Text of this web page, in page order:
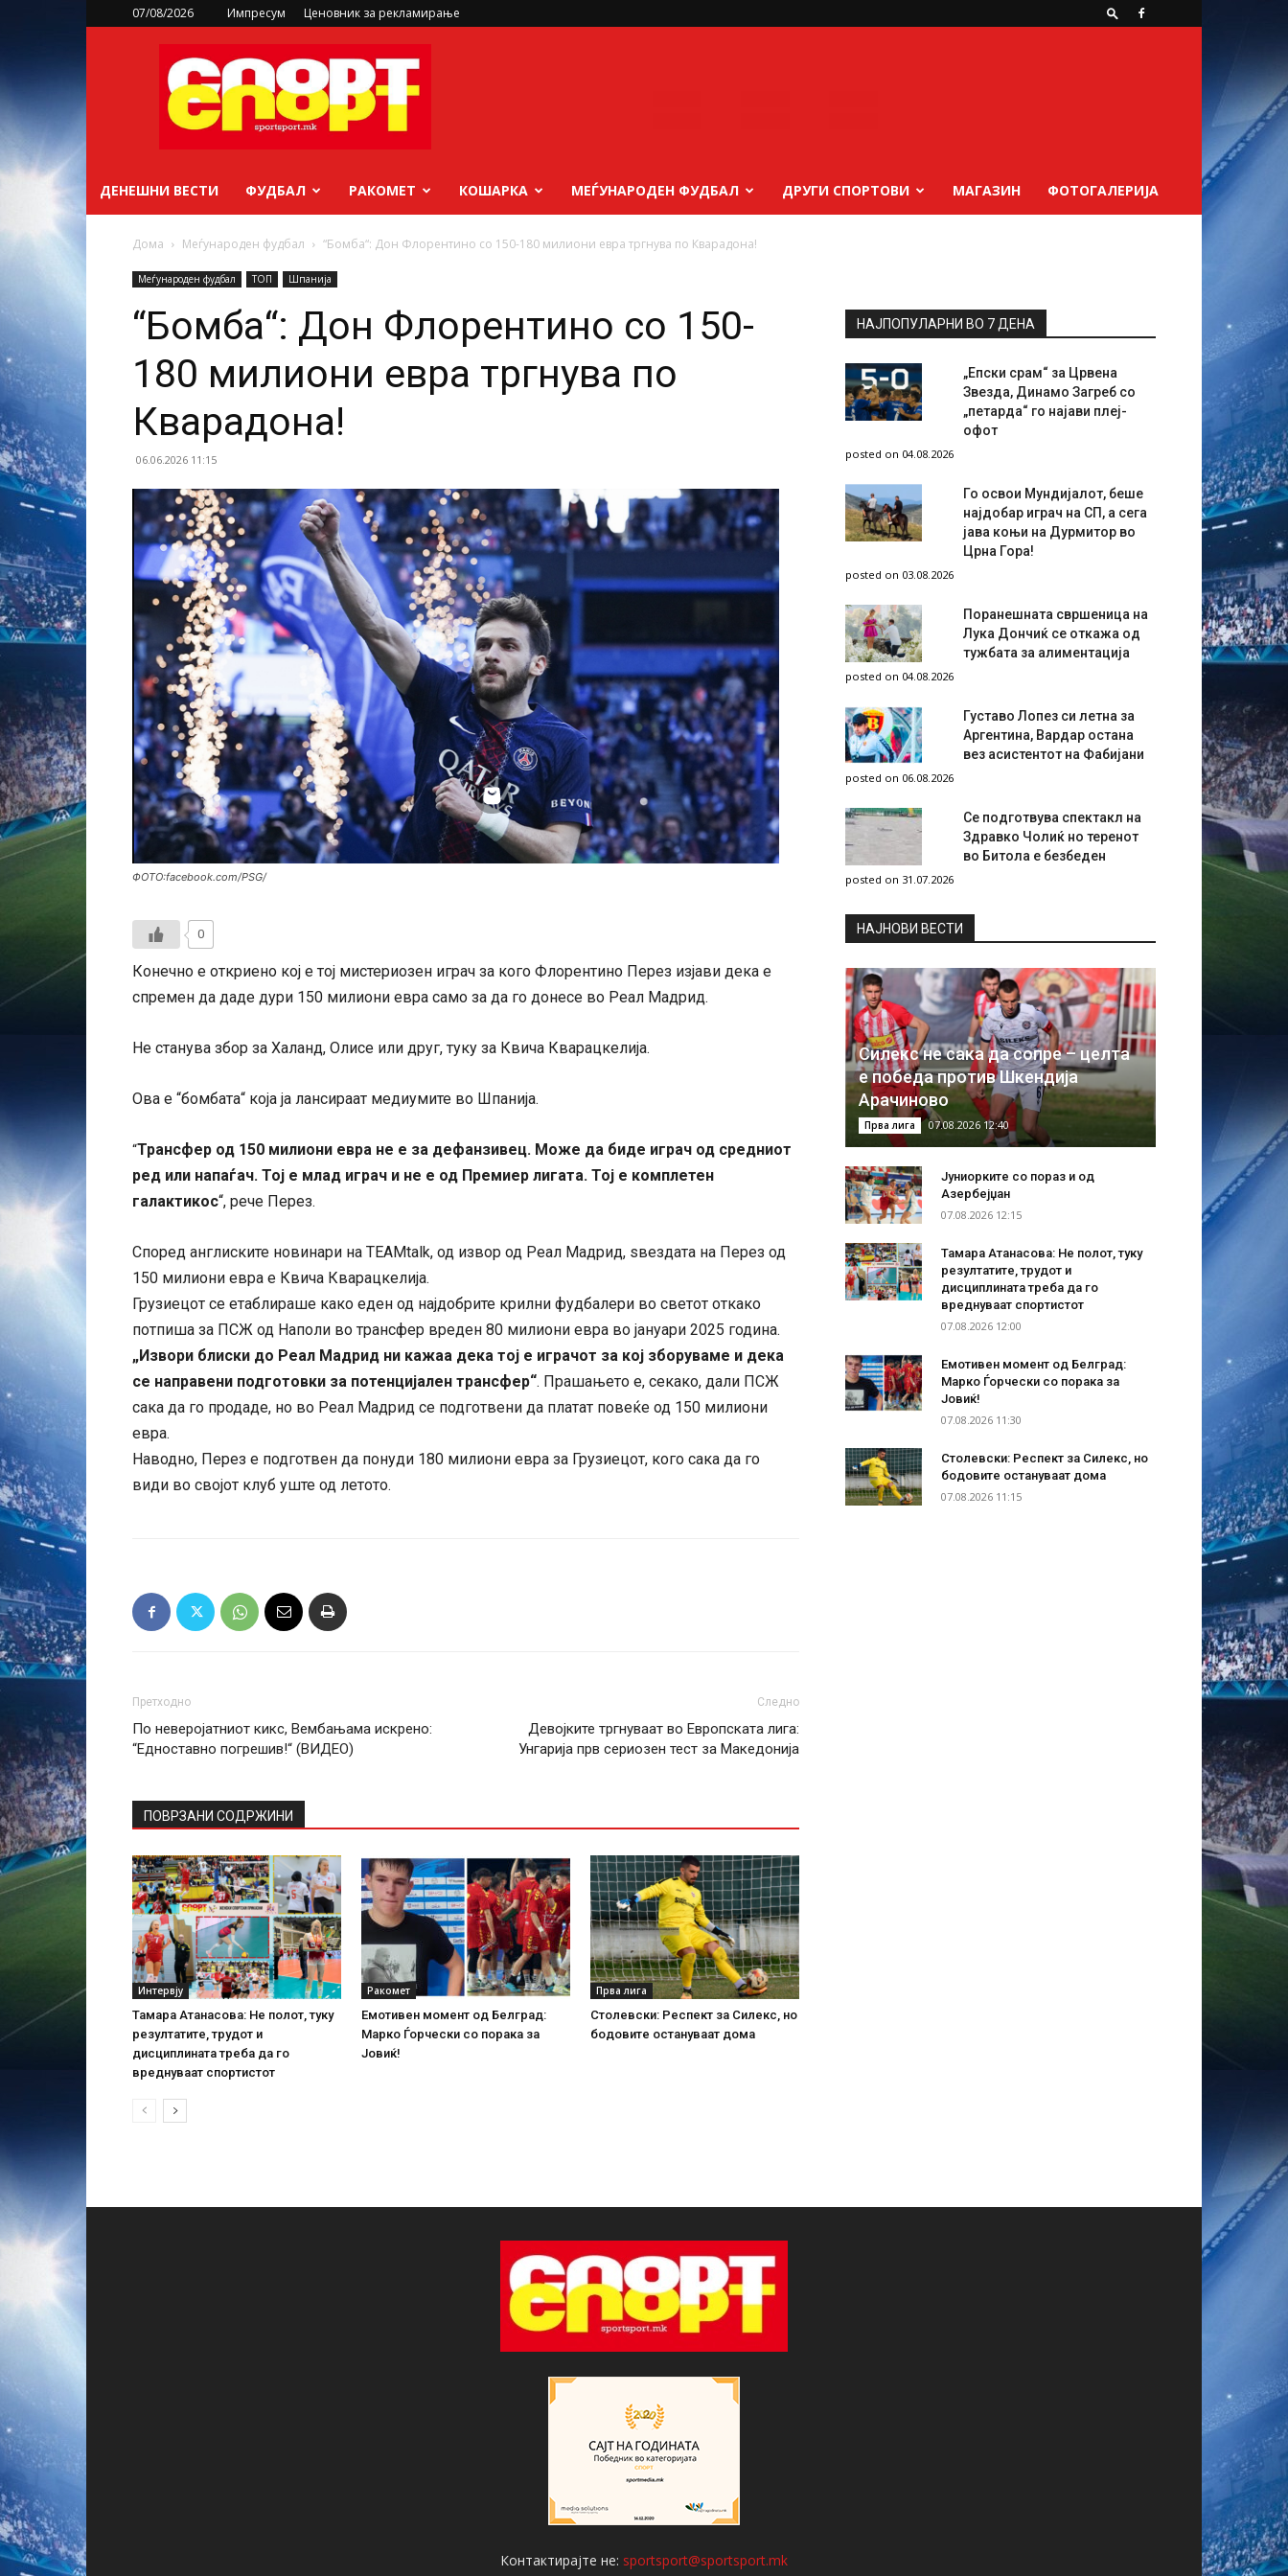
07/08/2026 Импресум Ценовник за рекламирање
sportsport.mk
ДЕНЕШНИ ВЕСТИ ФУДБАЛ РАКОМЕТ КОШАРКА МЕЃУНАРОДЕН ФУДБАЛ ДРУГИ СПОРТОВИ МАГАЗИН ФОТОГАЛЕРИЈА
Дома Меѓународен фудбал “Бомба“: Дон Флорентино со 150-180 милиони евра тргнува по Кварадона!
Меѓународен фудбал ТОП Шпанија
“Бомба“: Дон Флорентино со 150-
180 милиони евра тргнува по
Кварадона!
06.06.2026 11:15
ФОТО:facebook.com/PSG/
0
Конечно е откриено кој е тој мистериозен играч за кого Флорентино Перез изјави дека е
спремен да даде дури 150 милиони евра само за да го донесе во Реал Мадрид.
Не станува збор за Халанд, Олисе или друг, туку за Квича Кварацкелија.
Ова е “бомбата“ која ја лансираат медиумите во Шпанија.
“Трансфер од 150 милиони евра не е за дефанзивец. Може да биде играч од средниот
ред или напаѓач. Тој е млад играч и не е од Премиер лигата. Тој е комплетен
галактикос“, рече Перез.
Според англиските новинари на TEAMtalk, од извор од Реал Мадрид, ѕвездата на Перез од
150 милиони евра е Квича Кварацкелија.
Грузиецот се етаблираше како еден од најдобрите крилни фудбалери во светот откако
потпиша за ПСЖ од Наполи во трансфер вреден 80 милиони евра во јануари 2025 година.
„Извори блиски до Реал Мадрид ни кажаа дека тој е играчот за кој зборуваме и дека
се направени подготовки за потенцијален трансфер“. Прашањето е, секако, дали ПСЖ
сака да го продаде, но во Реал Мадрид се подготвени да платат повеќе од 150 милиони
евра.
Наводно, Перез е подготвен да понуди 180 милиони евра за Грузиецот, кого сака да го
види во својот клуб уште од летото.
Претходно
По неверојатниот кикс, Вембањама искрено:
“Едноставно погрешив!“ (ВИДЕО)
Следно
Девојките тргнуваат во Европската лига:
Унгарија прв сериозен тест за Македонија
ПОВРЗАНИ СОДРЖИНИ
Интервју
Тамара Атанасова: Не полот, туку
резултатите, трудот и
дисциплината треба да го
вреднуваат спортистот
Ракомет
Емотивен момент од Белград:
Марко Ѓорчески со порака за
Јовиќ!
Прва лига
Столевски: Респект за Силекс, но
бодовите остануваат дома
НАЈПОПУЛАРНИ ВО 7 ДЕНА
„Епски срам“ за Црвена
Звезда, Динамо Загреб со
„петарда“ го најави плеј-
офот
posted on 04.08.2026
Го освои Мундијалот, беше
најдобар играч на СП, а сега
јава коњи на Дурмитор во
Црна Гора!
posted on 03.08.2026
Поранешната свршеница на
Лука Дончиќ се откажа од
тужбата за алиментација
posted on 04.08.2026
Густаво Лопез си летна за
Аргентина, Вардар остана
вез асистентот на Фабијани
posted on 06.08.2026
Се подготвува спектакл на
Здравко Чолиќ но теренот
во Битола е безбеден
posted on 31.07.2026
НAЈНОВИ ВЕСТИ
Силекс не сака да сопре – целта
е победа против Шкендија
Арачиново
Прва лига 07.08.2026 12:40
Јуниорките со пораз и од
Азербејџан
07.08.2026 12:15
Тамара Атанасова: Не полот, туку
резултатите, трудот и
дисциплината треба да го
вреднуваат спортистот
07.08.2026 12:00
Емотивен момент од Белград:
Марко Ѓорчески со порака за
Јовиќ!
07.08.2026 11:30
Столевски: Респект за Силекс, но
бодовите остануваат дома
07.08.2026 11:15
Контактирајте не: sportsport@sportsport.mk